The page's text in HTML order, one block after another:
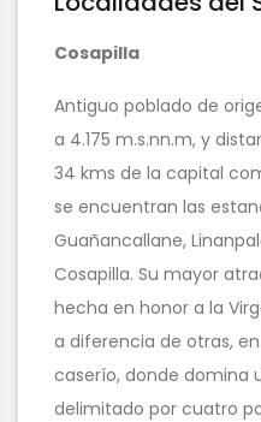
Cosapilla
Antiguo poblado de
a 4.175 m.s.nn.m, y
34 kms de la capital
se encuentran las
Guañancallane,
Cosapilla. Su mayor
hecha en honor a la
a diferencia de otras,
caserío, donde domina
delimitado por cuatro